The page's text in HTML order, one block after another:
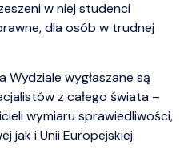
w niej studenci
dla osób w trudnej
Wydziale wygłaszane są
z całego świata –
wymiaru sprawiedliwości,
jak i Unii Europejskiej.